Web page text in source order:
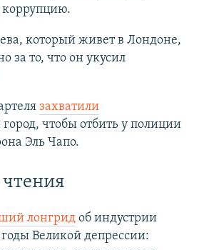
коррупцию.
который живет в Лондоне,
за то, что он укусил
захватили
чтобы отбить у полиции
Эль Чапо.
лонгридоб индустрии
Великой депрессии: